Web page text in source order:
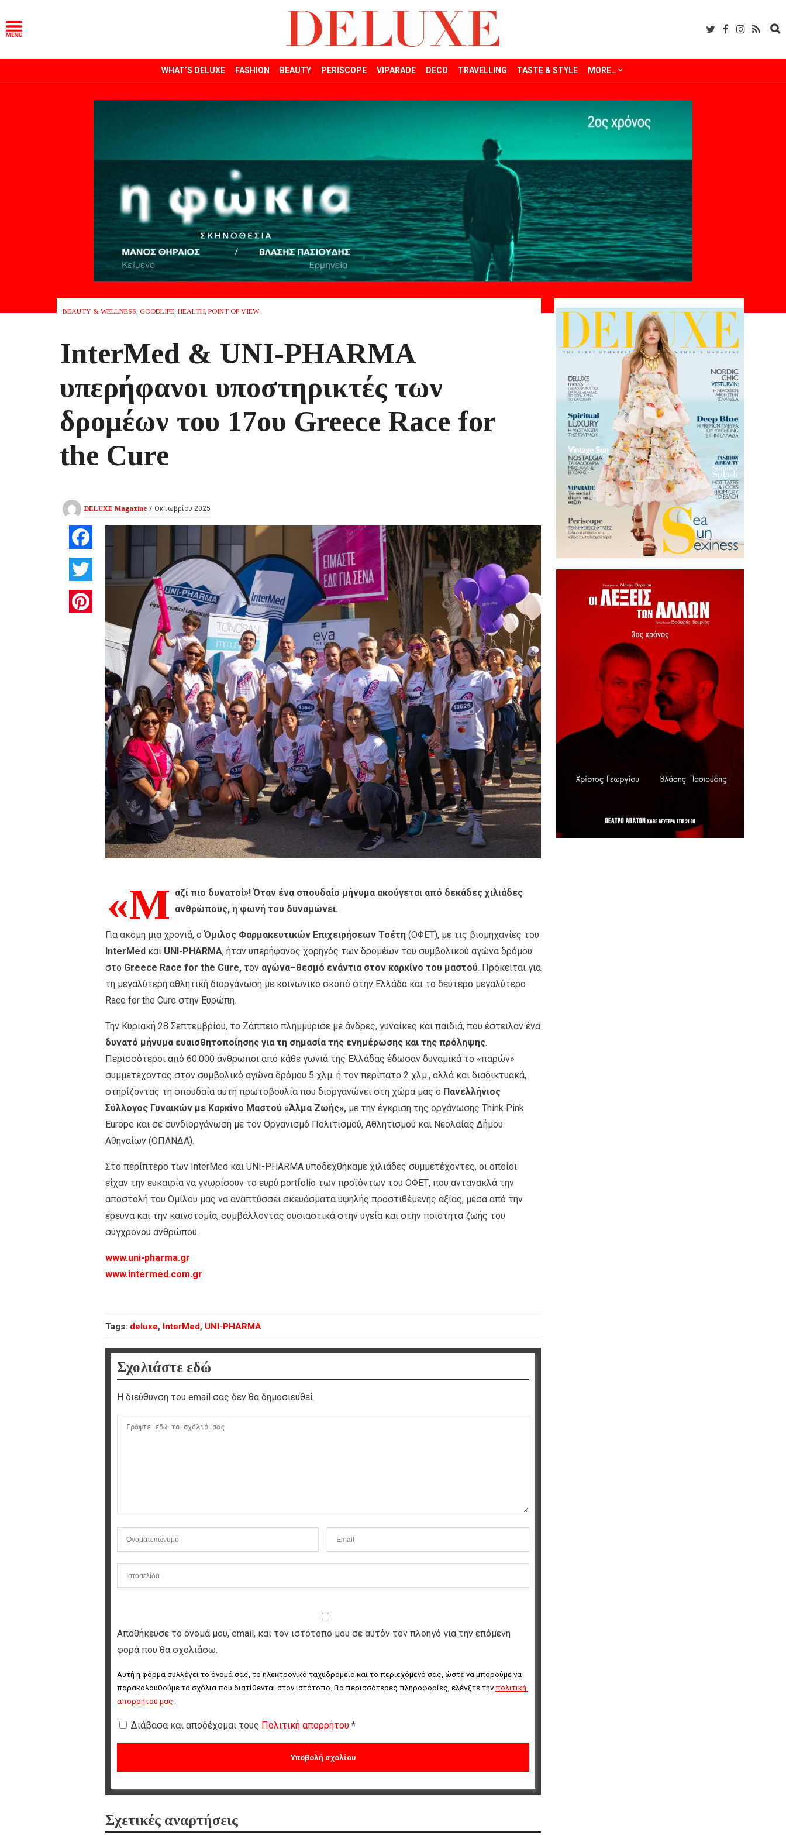
WHAT’S DELUXE FASHION BEAUTY PERISCOPE VIPARADE DECO TRAVELLING TASTE & STYLE MORE…
BEAUTY & WELLNESS, GOODLIFE, HEALTH, POINT OF VIEW
InterMed & UNI-PHARMA
υπερήφανοι υποστηρικτές των
δρομέων του 17ου Greece Race for
the Cure
DELUXE Magazine 7 Οκτωβρίου 2025
Twitter
«Μ αζί πιο δυνατοί»! Όταν ένα σπουδαίο μήνυμα ακούγεται από δεκάδες χιλιάδες
ανθρώπους, η φωνή του δυναμώνει.
Για ακόμη μια χρονιά, οΌμιλος Φαρμακευτικών Επιχειρήσεων Τσέτη(ΟΦΕΤ), με τις βιομηχανίες του
InterMedκαι UNI-PHARMΑ, ήταν υπερήφανος χορηγός των δρομέων του συμβολικού αγώνα δρόμου
στο Greece Race for the Cure,τον αγώνα–θεσμό ενάντια στον καρκίνο του μαστού. Πρόκειται για
τη μεγαλύτερη αθλητική διοργάνωση με κοινωνικό σκοπό στην Ελλάδα και τo δεύτερο μεγαλύτερo
Race for the Cure στην Ευρώπη.
Την Κυριακή 28 Σεπτεμβρίου, το Ζάππειο πλημμύρισε με άνδρες, γυναίκες και παιδιά, που έστειλαν ένα
δυνατό μήνυμα ευαισθητοποίησης για τη σημασία της ενημέρωσης και της πρόληψης.
Περισσότεροι από 60.000 άνθρωποι από κάθε γωνιά της Ελλάδας έδωσαν δυναμικά το «παρών»
συμμετέχοντας στον συμβολικό αγώνα δρόμου 5 χλμ. ή τον περίπατο 2 χλμ., αλλά και διαδικτυακά,
στηρίζοντας τη σπουδαία αυτή πρωτοβουλία που διοργανώνει στη χώρα μας ο Πανελλήνιος
Σύλλογος Γυναικών με Καρκίνο Μαστού «Άλμα Ζωής»,με την έγκριση της οργάνωσης Think Pink
Europe και σε συνδιοργάνωση με τον Οργανισμό Πολιτισμού, Αθλητισμού και Νεολαίας Δήμου
Αθηναίων (ΟΠΑΝΔΑ).
Στο περίπτερο των InterMed και UNI-PHARMA υποδεχθήκαμε χιλιάδες συμμετέχοντες, οι οποίοι
είχαν την ευκαιρία να γνωρίσουν το ευρύ portfolio των προϊόντων του ΟΦΕΤ, που αντανακλά την
αποστολή του Ομίλου μας να αναπτύσσει σκευάσματα υψηλής προστιθέμενης αξίας, μέσα από την
έρευνα και την καινοτομία, συμβάλλοντας ουσιαστικά στην υγεία και στην ποιότητα ζωής του
σύγχρονου ανθρώπου.
www.uni-pharma.gr
www.intermed.com.gr
Tags: deluxe, InterMed, UNI-PHARMΑ
Σχολιάστε εδώ
Η διεύθυνση του email σας δεν θα δημοσιευθεί.
Αποθήκευσε το όνομά μου, email, και τον ιστότοπο μου σε αυτόν τον πλοηγό για την επόμενη
φορά που θα σχολιάσω.
Αυτή η φόρμα συλλέγει το όνομά σας, το ηλεκτρονικό ταχυδρομείο και το περιεχόμενό σας, ώστε να μπορούμε να
παρακολουθούμε τα σχόλια που διατίθενται στον ιστότοπο. Για περισσότερες πληροφορίες, ελέγξτε την πολιτική
απορρήτου μας.
Διάβασα και αποδέχομαι τους Πολιτική απορρήτου *
Σχετικές αναρτήσεις